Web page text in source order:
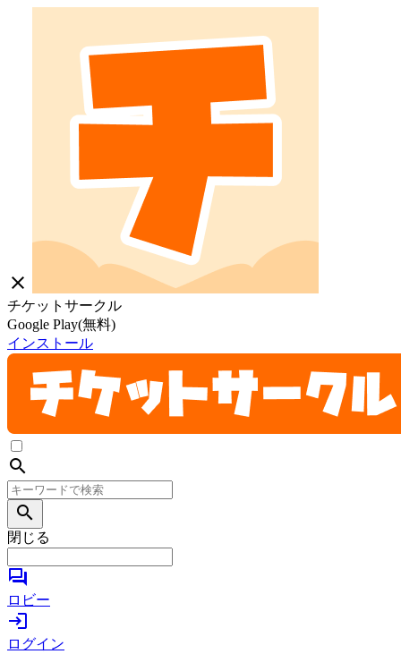
close
チケットサークル
Google Play(無料)
インストール
search
search
閉じる
forum
ロビー
login
ログイン